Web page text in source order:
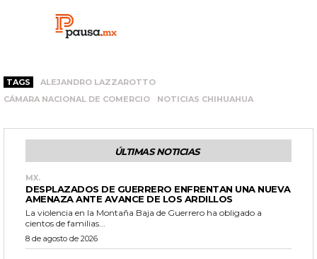
TAGS
ALEJANDRO LAZZAROTTO
CÁMARA NACIONAL DE COMERCIO
NOTICIAS CHIHUAHUA
ÚLTIMAS NOTICIAS
MX.
DESPLAZADOS DE GUERRERO ENFRENTAN UNA NUEVA
AMENAZA ANTE AVANCE DE LOS ARDILLOS
La violencia en la Montaña Baja de Guerrero ha obligado a
cientos de familias...
8 de agosto de 2026